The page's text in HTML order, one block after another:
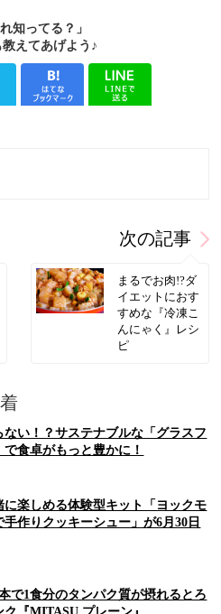
知ってる？」
えてあげよう♪
次の記事
まるでお肉!?ダ
イエットにおす
すめな『冷凍こ
んにゃく』レシ
ピ
ない！？サステナブルな「グラスフ
食卓がもっと豊かに！
に楽しめる体験型キット「ヨックモ
手作りクッキーシュー」が6月30日
で1食分のタンパク質が摂れるとろ